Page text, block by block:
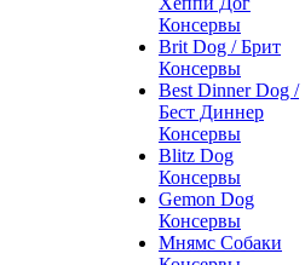
Консервы
Brit Dog / Брит
Консервы
Best Dinner Dog /
Бест Диннер
Консервы
Blitz Dog
Консервы
Gemon Dog
Консервы
Мнямс Собаки